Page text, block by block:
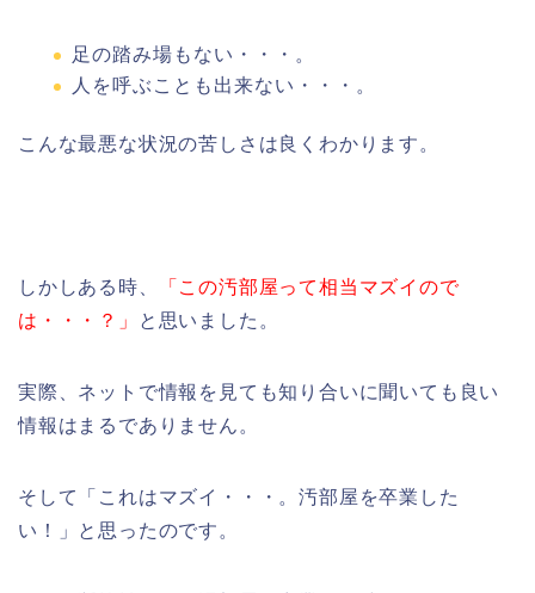
足の踏み場もない・・・。
人を呼ぶことも出来ない・・・。
こんな最悪な状況の苦しさは良くわかります。
しかしある時、
「この汚部屋って相当マズイので
は・・・？」
と思いました。
実際、ネットで情報を見ても知り合いに聞いても良い
情報はまるでありません。
そして「これはマズイ・・・。汚部屋を卒業した
い！」と思ったのです。